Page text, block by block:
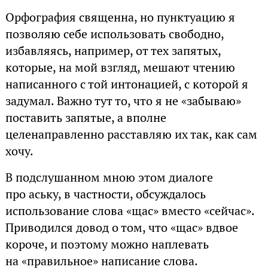
Орфография священна, но пунктуацию я
позволяю себе использовать свободно,
избавляясь, например, от тех запятых,
которые, на мой взгляд, мешают чтению
написанного с той интонацией, с которой я
задумал. Важно тут то, что я не «забываю»
поставить запятые, а вполне
целенаправленно расставляю их так, как сам
хочу.
В подслушанном мною этом диалоге
про аську, в частности, обсуждалось
использование слова «щас» вместо «сейчас».
Приводился довод о том, что «щас» вдвое
короче, и поэтому можно наплевать
на «правильное» написание слова.